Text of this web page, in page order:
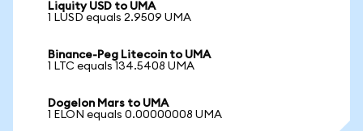
Liquity USD to UMA
1 LUSD equals 2.9509 UMA
Binance-Peg Litecoin to UMA
1 LTC equals 134.5408 UMA
Dogelon Mars to UMA
1 ELON equals 0.00000008 UMA